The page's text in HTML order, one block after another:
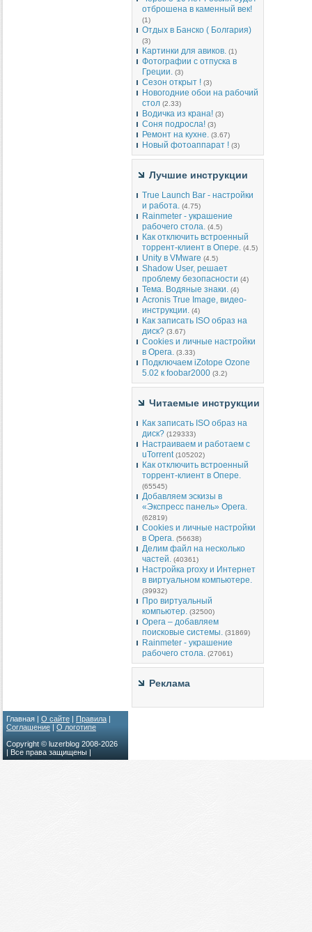
отброшена в каменный век!
(1)
Отдых в Банско ( Болгария)
(3)
Картинки для авиков. (1)
Фотографии с отпуска в
Греции. (3)
Сезон открыт ! (3)
Новогодние обои на рабочий
стол (2.33)
Водичка из крана! (3)
Соня подросла! (3)
Ремонт на кухне. (3.67)
Новый фотоаппарат ! (3)
Лучшие инструкции
True Launch Bar - настройки
и работа. (4.75)
Rainmeter - украшение
рабочего стола. (4.5)
Как отключить встроенный
торрент-клиент в Опере. (4.5)
Unity в VMware (4.5)
Shadow User, решает
проблему безопасности (4)
Тема. Водяные знаки. (4)
Acronis True Image, видео-
инструкции. (4)
Как записать ISO образ на
диск? (3.67)
Cookies и личные настройки
в Opera. (3.33)
Подключаем iZotope Ozone
5.02 к foobar2000 (3.2)
Читаемые инструкции
Как записать ISO образ на
диск? (129333)
Настраиваем и работаем с
uTorrent (105202)
Как отключить встроенный
торрент-клиент в Опере.
(65545)
Добавляем эскизы в
«Экспресс панель» Opera.
(62819)
Cookies и личные настройки
в Opera. (56638)
Делим файл на несколько
частей. (40361)
Настройка proxy и Интернет
в виртуальном компьютере.
(39932)
Про виртуальный
компьютер. (32500)
Opera – добавляем
поисковые системы. (31869)
Rainmeter - украшение
рабочего стола. (27061)
Реклама
Главная | О сайте | Правила |
Соглашение | О логотипе
Copyright © luzerblog 2008-2026
| Все права защищены |